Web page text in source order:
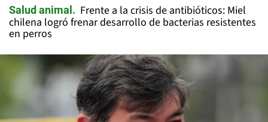
Salud animal
Frente a la crisis de antibióticos: Miel
chilena logró frenar desarrollo de bacterias resistentes
en perros